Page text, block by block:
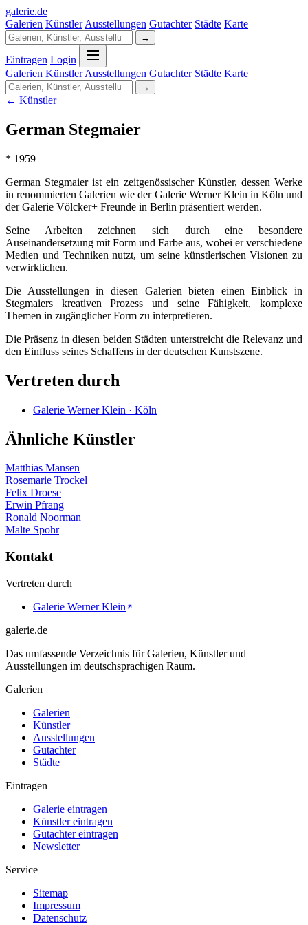
galerie.de
Galerien Künstler Ausstellungen Gutachter Städte Karte
→
Eintragen Login
Galerien Künstler Ausstellungen Gutachter Städte Karte
→
← Künstler
German Stegmaier
* 1959
German Stegmaier ist ein zeitgenössischer Künstler, dessen Werke
in renommierten Galerien wie der Galerie Werner Klein in Köln und
der Galerie Völcker+ Freunde in Berlin präsentiert werden.
Seine Arbeiten zeichnen sich durch eine besondere
Auseinandersetzung mit Form und Farbe aus, wobei er verschiedene
Medien und Techniken nutzt, um seine künstlerischen Visionen zu
verwirklichen.
Die Ausstellungen in diesen Galerien bieten einen Einblick in
Stegmaiers kreativen Prozess und seine Fähigkeit, komplexe
Themen in zugänglicher Form zu interpretieren.
Die Präsenz in diesen beiden Städten unterstreicht die Relevanz und
den Einfluss seines Schaffens in der deutschen Kunstszene.
Vertreten durch
Galerie Werner Klein · Köln
Ähnliche Künstler
Matthias Mansen
Rosemarie Trockel
Felix Droese
Erwin Pfrang
Ronald Noorman
Malte Spohr
Kontakt
Vertreten durch
Galerie Werner Klein
galerie.de
Das umfassende Verzeichnis für Galerien, Künstler und
Ausstellungen im deutschsprachigen Raum.
Galerien
Galerien
Künstler
Ausstellungen
Gutachter
Städte
Eintragen
Galerie eintragen
Künstler eintragen
Gutachter eintragen
Newsletter
Service
Sitemap
Impressum
Datenschutz